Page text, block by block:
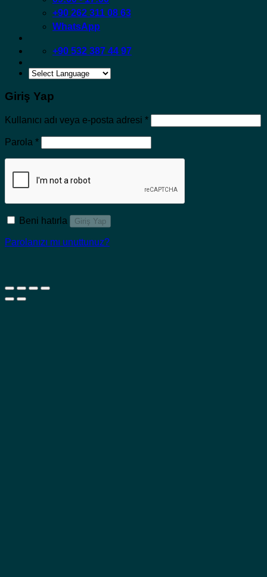
+90 262 311 08 63
WhatsApp
+90 532 387 44 97
Giriş Yap
Kullanıcı adı veya e-posta adresi *Gerekli
Parola *Gerekli
Beni hatırla Giriş Yap
Parolanızı mı unuttunuz?